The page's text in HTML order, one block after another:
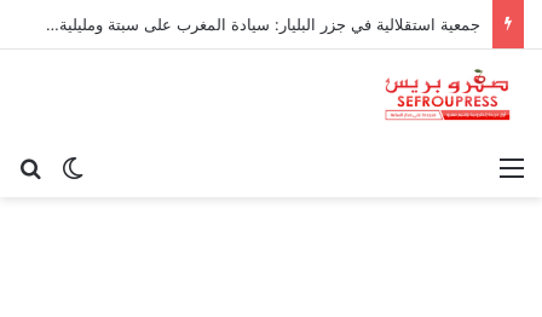
جمعية استقلالية في جزر البليار: سيادة المغرب على سبتة ومليلية “مسألة وقت”
الوضع القائمة